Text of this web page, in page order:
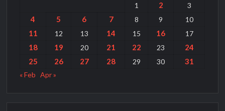
1
2 3
4 5 6 7 8 9 10
11 12 13 14 15 16 17
18 19 20 21 22 23
24
25
26 27 28 29 30 31
« Feb Apr »